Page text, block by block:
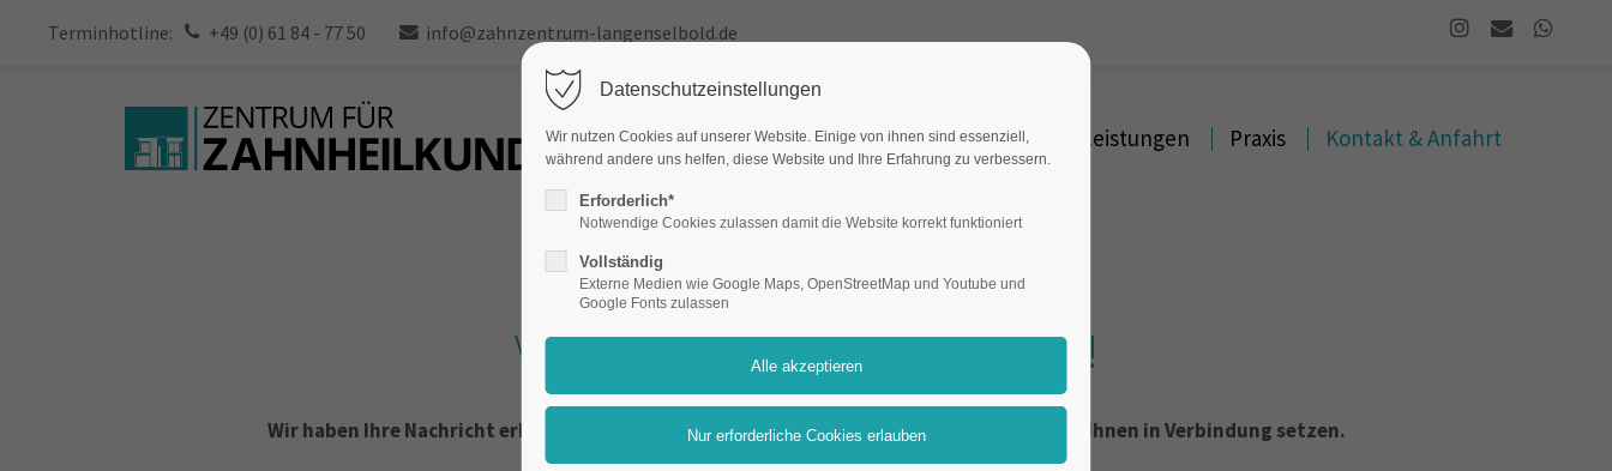
Terminhotline: +49 (0) 61 84 - 77 50 info@zahnzentrum-langenselbold.de
Team Leistungen Praxis Kontakt & Anfahrt
Vielen Dank für Ihre Nachricht!
Wir haben Ihre Nachricht erhalten und werden uns nach eingehender Prüfung wieder mit Ihnen in Verbindung setzen.
Datenschutzeinstellungen
Wir nutzen Cookies auf unserer Website. Einige von ihnen sind essenziell,
während andere uns helfen, diese Website und Ihre Erfahrung zu verbessern.
Erforderlich*
Notwendige Cookies zulassen damit die Website korrekt funktioniert
Vollständig
Externe Medien wie Google Maps, OpenStreetMap und Youtube und
Google Fonts zulassen